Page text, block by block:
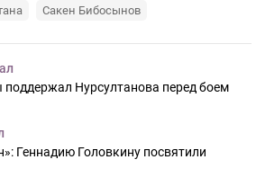
Сакен Бибосынов
Нурсултанова перед боем
Геннадию Головкину посвятили